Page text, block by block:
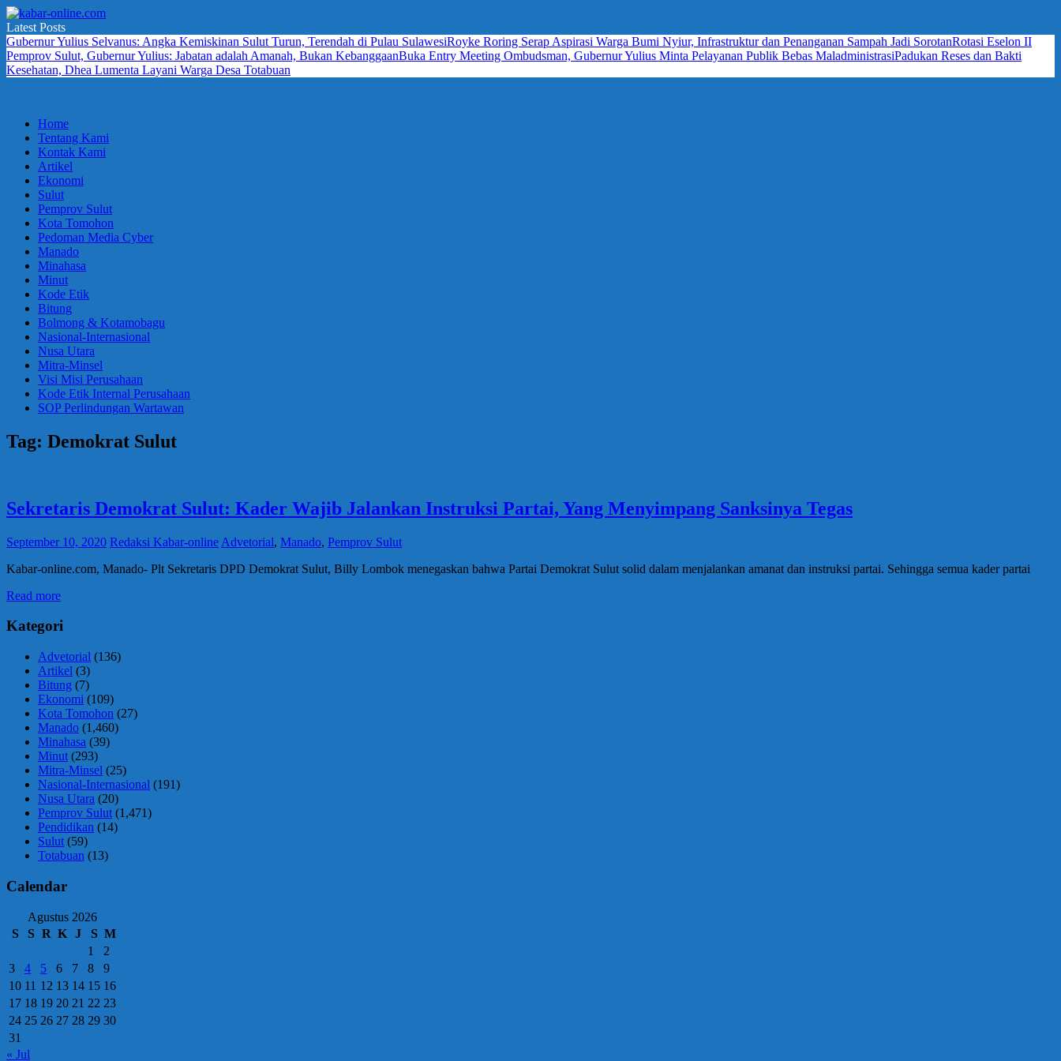
Skip
to
content
kabar-
online.com
terpercaya
dalam
mengabarkan
Latest Posts
Gubernur Yulius Selvanus: Angka Kemiskinan Sulut Turun, Terendah di Pulau SulawesiRoyke Roring Serap Aspirasi Warga Bumi Nyiur, Infrastruktur dan Penanganan Sampah Jadi SorotanRotasi Eselon II
Pemprov Sulut, Gubernur Yulius: Jabatan adalah Amanah, Bukan KebanggaanBuka Entry Meeting Ombudsman, Gubernur Yulius Minta Pelayanan Publik Bebas MaladministrasiPadukan Reses dan Bakti
Kesehatan, Dhea Lumenta Layani Warga Desa Totabuan
Home
Tentang Kami
Kontak Kami
Artikel
Ekonomi
Sulut
Pemprov Sulut
Kota Tomohon
Pedoman Media Cyber
Manado
Minahasa
Minut
Kode Etik
Bitung
Bolmong & Kotamobagu
Nasional-Internasional
Nusa Utara
Mitra-Minsel
Visi Misi Perusahaan
Kode Etik Internal Perusahaan
SOP Perlindungan Wartawan
Tag: Demokrat Sulut
Sekretaris Demokrat Sulut: Kader Wajib Jalankan Instruksi Partai, Yang Menyimpang Sanksinya Tegas
September 10, 2020 Redaksi Kabar-online Advetorial, Manado, Pemprov Sulut
Kabar-online.com, Manado- Plt Sekretaris DPD Demokrat Sulut, Billy Lombok menegaskan bahwa Partai Demokrat Sulut solid dalam menjalankan amanat dan instruksi partai. Sehingga semua kader partai
Read more
Kategori
Advetorial (136)
Artikel (3)
Bitung (7)
Ekonomi (109)
Kota Tomohon (27)
Manado (1,460)
Minahasa (39)
Minut (293)
Mitra-Minsel (25)
Nasional-Internasional (191)
Nusa Utara (20)
Pemprov Sulut (1,471)
Pendidikan (14)
Sulut (59)
Totabuan (13)
Calendar
Agustus 2026
S
S R K J S M
1
2
3
4 5 6 7 8
9
10 11 12 13 14 15 16
17 18 19 20 21 22 23
24 25 26 27 28 29 30
31
« Jul